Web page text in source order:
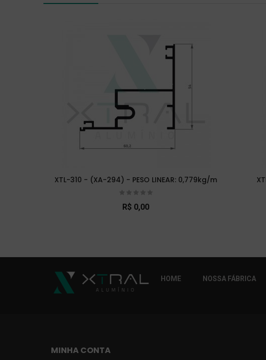
XTL-310 - (XA-294) - PESO LINEAR: 0,779kg/m
R$ 0,00
HOME NOSSA FÁBRICA
MINHA CONTA